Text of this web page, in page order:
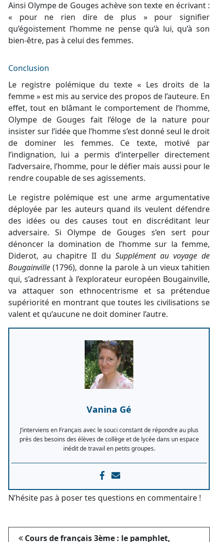
Ainsi Olympe de Gouges achève son texte en écrivant :
« pour ne rien dire de plus » pour signifier
qu’égoïstement l’homme ne pense qu’à lui, qu’à son
bien-être, pas à celui des femmes.
Conclusion
Le registre polémique du texte « Les droits de la
femme » est mis au service des propos de l’auteure. En
effet, tout en blâmant le comportement de l’homme,
Olympe de Gouges fait l’éloge de la nature pour
insister sur l’idée que l’homme s’est donné seul le droit
de dominer les femmes. Ce texte, motivé par
l’indignation, lui a permis d’interpeller directement
l’adversaire, l’homme, pour le défier mais aussi pour le
rendre coupable de ses agissements.
Le registre polémique est une arme argumentative
déployée par les auteurs quand ils veulent défendre
des idées ou des causes tout en discréditant leur
adversaire. Si Olympe de Gouges s’en sert pour
dénoncer la domination de l’homme sur la femme,
Diderot, au chapitre II du Supplément au voyage de
Bougainville (1796), donne la parole à un vieux tahitien
qui, s’adressant à l’explorateur européen Bougainville,
va attaquer son ethnocentrisme et sa prétendue
supériorité en montrant que toutes les civilisations se
valent et qu’aucune ne doit dominer l’autre.
Vanina Gé
J’interviens en Français avec le souci constant de répondre au plus
près des besoins des élèves de collège et de lycée dans un espace
inédit de travail en petits groupes.
N’hésite pas à poser tes questions en commentaire !
Cours de français 3ème : le pamphlet,